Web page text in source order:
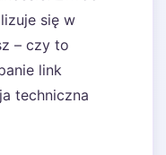
się w
– czy to
link
techniczna